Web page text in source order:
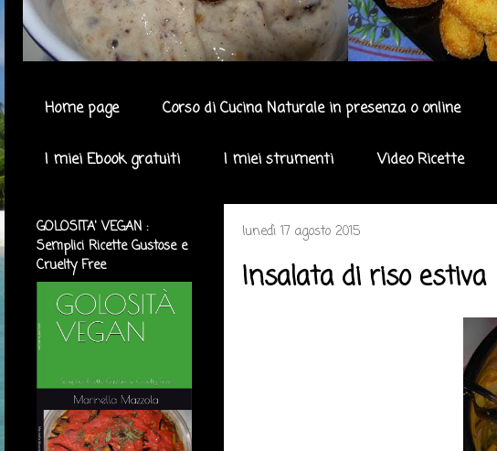
Home page Corso di Cucina Naturale in presenza o online
I miei Ebook gratuiti I miei strumenti Video Ricette
lunedì 17 agosto 2015
Insalata di riso estiva
GOLOSITA' VEGAN :
Semplici Ricette Gustose e
Cruelty Free